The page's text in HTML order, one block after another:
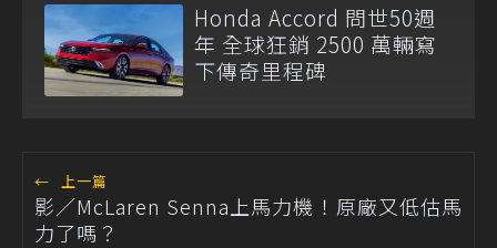
Honda Accord 問世50週
年 全球狂銷 2500 萬輛寫
下傳奇里程碑
← 上一篇
影／McLaren Senna上馬力機！原廠又低估馬
力了嗎？